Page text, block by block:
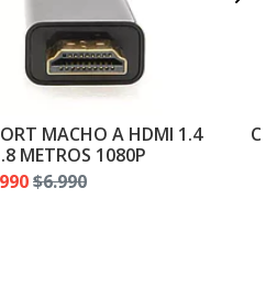
MACHO A HDMI 1.4
METROS 1080P
$6.990